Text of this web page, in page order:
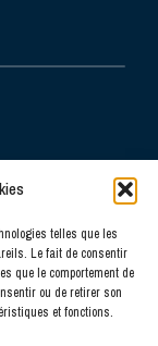
telles que les
Le fait de consentir
que le comportement de
ou de retirer son
et fonctions.